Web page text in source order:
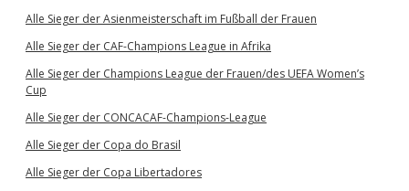
Alle Sieger der Asienmeisterschaft im Fußball der Frauen
Alle Sieger der CAF-Champions League in Afrika
Alle Sieger der Champions League der Frauen/des UEFA Women’s
Cup
Alle Sieger der CONCACAF-Champions-League
Alle Sieger der Copa do Brasil
Alle Sieger der Copa Libertadores